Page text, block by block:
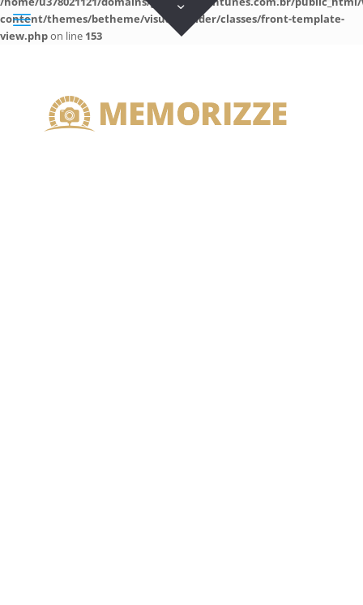
content/themes/betheme/visual-builder/classes/front-template-
view.phpon line 153